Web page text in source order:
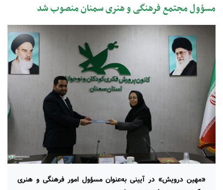
مسؤول مجتمع فرهنگی و هنری سمنان منصوب شد
«مهین درویش» در آیینی به‌عنوان مسؤول امور فرهنگی و هنری